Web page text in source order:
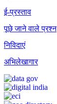
ई-प्रस्ताव
पूछे जाने वाले प्रश्न
निविदाएं
अभिलेखागार